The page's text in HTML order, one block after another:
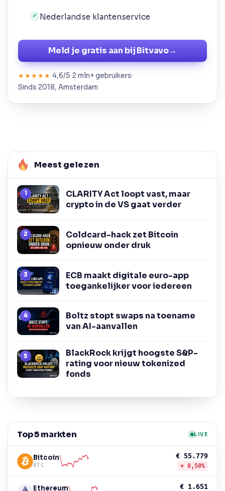
✓ Nederlandse klantenservice
Meld je gratis aan bij Bitvavo→
★★★★★ 4,6/5 2 mln+ gebruikers
Sinds 2018, Amsterdam
Meest gelezen
CLARITY Act loopt vast, maar
crypto in de VS gaat verder
Coldcard-hack zet Bitcoin
opnieuw onder druk
ECB maakt digitale euro-app
toegankelijker voor iedereen
Boltz stopt swaps na toename
van AI-aanvallen
BlackRock krijgt hoogste S&P-
rating voor nieuw tokenized
fonds
Top 5 markten LIVE
Bitcoin
BTC
€ 55.779
▼ 0,50%
Ethereum € 1.651